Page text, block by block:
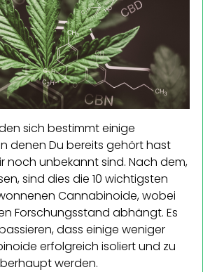
sich bestimmt einige
denen Du bereits gehört hast
noch unbekannt sind. Nach dem,
sind dies die 10 wichtigsten
Cannabinoide, wobei
Forschungsstand abhängt. Es
dass einige weniger
erfolgreich isoliert und zu
werden.